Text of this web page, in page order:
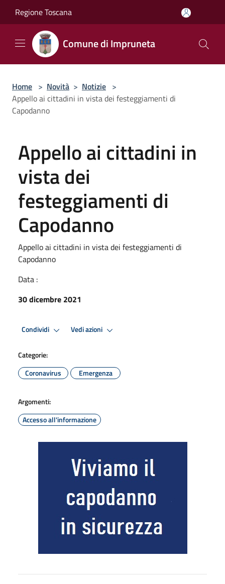
Regione Toscana
Comune di Impruneta
Home > Novità > Notizie >
Appello ai cittadini in vista dei festeggiamenti di
Capodanno
Appello ai cittadini in
vista dei
festeggiamenti di
Capodanno
Appello ai cittadini in vista dei festeggiamenti di
Capodanno
Data :
30 dicembre 2021
Condividi Vedi azioni
Categorie:
Coronavirus
Emergenza
Argomenti:
Accesso all'informazione